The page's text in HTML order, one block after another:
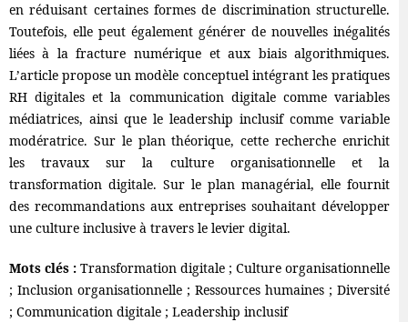
en réduisant certaines formes de discrimination structurelle.
Toutefois, elle peut également générer de nouvelles inégalités
liées à la fracture numérique et aux biais algorithmiques.
L’article propose un modèle conceptuel intégrant les pratiques
RH digitales et la communication digitale comme variables
médiatrices, ainsi que le leadership inclusif comme variable
modératrice. Sur le plan théorique, cette recherche enrichit
les travaux sur la culture organisationnelle et la
transformation digitale. Sur le plan managérial, elle fournit
des recommandations aux entreprises souhaitant développer
une culture inclusive à travers le levier digital.
Mots clés : Transformation digitale ; Culture organisationnelle
; Inclusion organisationnelle ; Ressources humaines ; Diversité
; Communication digitale ; Leadership inclusif